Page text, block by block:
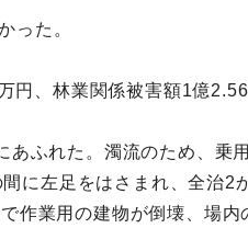
った。
円、林業関係被害額1億
ふれた。濁流のため、乗
に左足をはさまれ、全治2
作業用の建物が倒壊、場内